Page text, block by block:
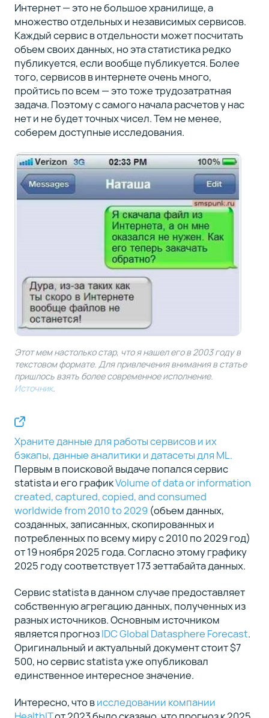
Интернет — это не большое хранилище, а
множество отдельных и независимых сервисов.
Каждый сервис в отдельности может посчитать
объем своих данных, но эта статистика редко
публикуется, если вообще публикуется. Более
того, сервисов в интернете очень много,
пройтись по всем — это тоже трудозатратная
задача. Поэтому с самого начала расчетов у нас
нет и не будет точных чисел. Тем не менее,
соберем доступные исследования.
Этот мем настолько стар, что я нашел его в 2003 году в
текстовом формате. Для привлечения внимания в статье
пришлось взять более современное исполнение.
Источник.
Первым в поисковой выдаче попался сервис
statista и его графикVolume of data or information
created, captured, copied, and consumed
worldwide from 2010 to 2029(объем данных,
созданных, записанных, скопированных и
потребленных по всему миру с 2010 по 2029 год)
от 19 ноября 2025 года. Согласно этому графику
2025 году соответствует 173 зеттабайта данных.
Сервис statista в данном случае предоставляет
собственную агрегацию данных, полученных из
разных источников. Основным источником
является прогнозIDC Global Datasphere Forecast.
Оригинальный и актуальный документ стоит $7
500, но сервис statista уже опубликовал
единственное интересное значение.
Храните данные для работы сервисов и их
бэкапы, данные аналитики и датасеты для ML.
Интересно, что висследовании компании